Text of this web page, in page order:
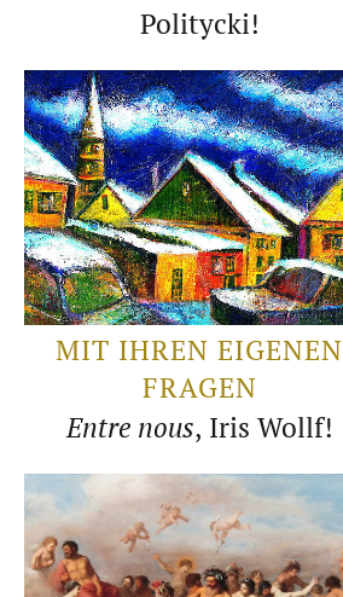
Politycki!
MIT IHREN EIGENEN
FRAGEN
Entre nous, Iris Wollf!